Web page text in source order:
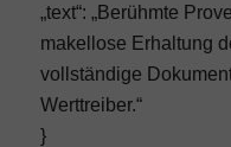
„text“: „Berühmte
makellose Erhaltung
vollständige
Werttreiber.“
}